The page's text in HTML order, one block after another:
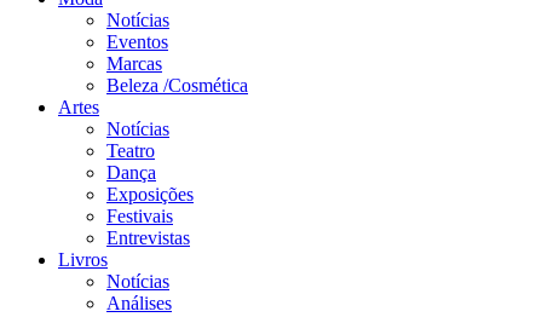
Notícias
Eventos
Marcas
Beleza /Cosmética
Artes
Notícias
Teatro
Dança
Exposições
Festivais
Entrevistas
Livros
Notícias
Análises